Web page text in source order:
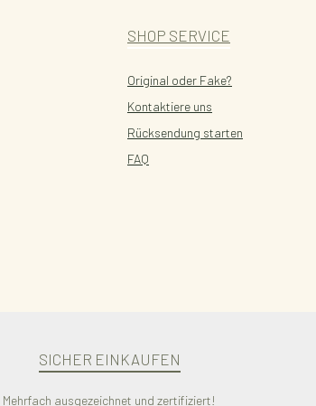
SHOP SERVICE
Original oder Fake?
Kontaktiere uns
Rücksendung starten
FAQ
SICHER EINKAUFEN
Mehrfach ausgezeichnet und zertifiziert!